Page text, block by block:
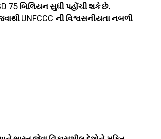
75 બિલિયન સુધી પહોંચી શકે છે.
UNFCCC ની વિશ્વસનીયતા નબળી